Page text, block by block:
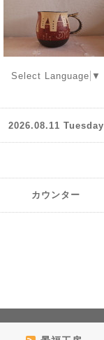
Select Language ▼
2026.08.11 Tuesday
カウンター